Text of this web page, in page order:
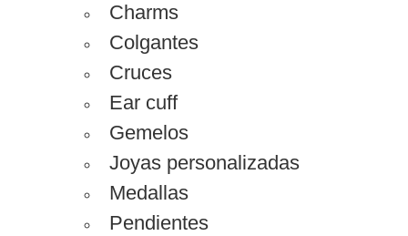
Charms
Colgantes
Cruces
Ear cuff
Gemelos
Joyas personalizadas
Medallas
Pendientes